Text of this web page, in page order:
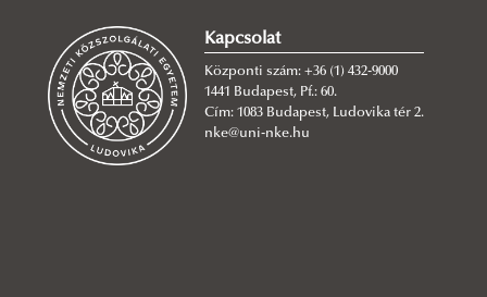
Kapcsolat
Központi szám: +36 (1) 432-9000
1441 Budapest, Pf.: 60.
Cím: 1083 Budapest, Ludovika tér 2.
nke@uni-nke.hu